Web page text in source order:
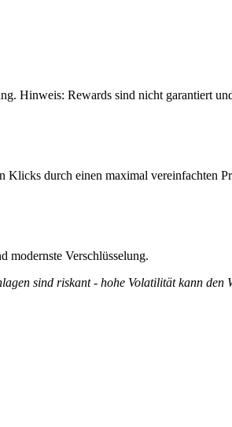
Hinweis: Rewards sind nicht garantiert
Klicks durch einen maximal vereinfachten
modernste Verschlüsselung.
sind riskant - hohe Volatilität kann den